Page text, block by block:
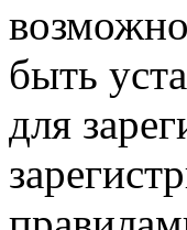
быть
для